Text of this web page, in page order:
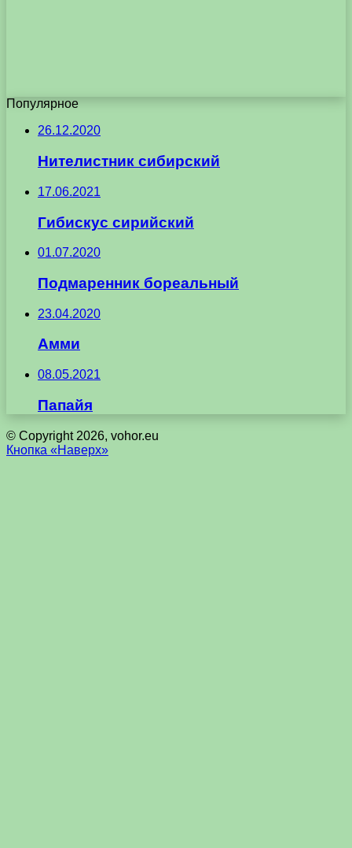
Популярное
26.12.2020
Нителистник сибирский
17.06.2021
Гибискус сирийский
01.07.2020
Подмаренник бореальный
23.04.2020
Амми
08.05.2021
Папайя
© Copyright 2026, vohor.eu
Кнопка «Наверх»